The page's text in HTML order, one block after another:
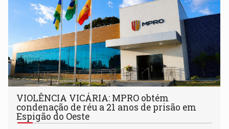
VIOLÊNCIA VICÁRIA: MPRO obtém
condenação de réu a 21 anos de prisão em
Espigão do Oeste